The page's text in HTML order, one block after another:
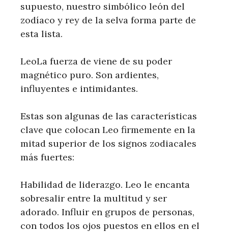
supuesto, nuestro simbólico león del
zodíaco y rey ​​de la selva forma parte de
esta lista.
LeoLa fuerza de viene de su poder
magnético puro. Son ardientes,
influyentes e intimidantes.
Estas son algunas de las características
clave que colocan Leo firmemente en la
mitad superior de los signos zodiacales
más fuertes:
Habilidad de liderazgo. Leo le encanta
sobresalir entre la multitud y ser
adorado. Influir en grupos de personas,
con todos los ojos puestos en ellos en el